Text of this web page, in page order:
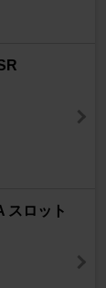
スロット